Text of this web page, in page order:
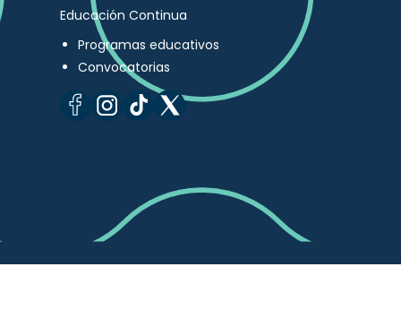
Educación Continua
Programas educativos
Convocatorias